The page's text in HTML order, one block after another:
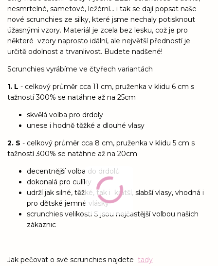
nesmrtelné, sametové, ležérní... i tak se dají popsat naše
nové scrunchies ze silky, které jsme nechaly potisknout
úžasnými vzory. Materiál je zcela bez lesku, což je pro
některé vzory naprosto idální, ale největší předností je
určitě odolnost a trvanlivost. Budete nadšené!
Scrunchies vyrábíme ve čtyřech variantách
1. L - celkový průměr cca 11 cm, pruženka v klidu 6 cm s
tažností 300% se natáhne až na 25cm
skvělá volba pro drdoly
unese i hodně těžké a dlouhé vlasy
2. S - celkový průměr cca 8 cm, pruženka v klidu 5 cm s
tažností 300% se natáhne až na 20cm
decentnější volba do drdolů
dokonalá pro culíky
udrží jak silné, těžké, tak i kratší, slabší vlasy, vhodná i
pro dětské jemné vlásky
scrunchies velikosti S jsou nejčastější volbou našich
zákaznic
Jak pečovat o své scrunchies najdete tady